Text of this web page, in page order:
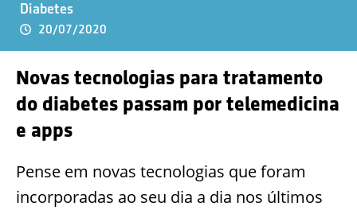
Diabetes
20/07/2020
Novas tecnologias para tratamento
do diabetes passam por telemedicina
e apps
Pense em novas tecnologias que foram
incorporadas ao seu dia a dia nos últimos